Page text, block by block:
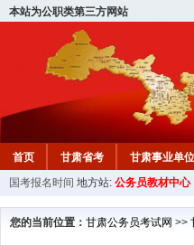
本站为公职类第三方网站
首页 甘肃省考 甘肃事业单
国考报名时间 地方站: 公务员教材中
您的当前位置： 甘肃公务员考试网 >>